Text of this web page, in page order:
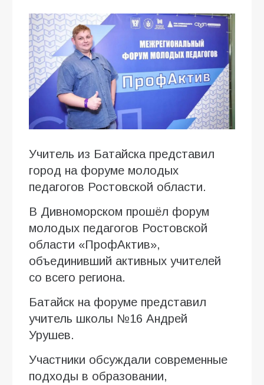
Учитель из Батайска представил
город на форуме молодых
педагогов Ростовской области.
В Дивноморском прошёл форум
молодых педагогов Ростовской
области «ПрофАктив»,
объединивший активных учителей
со всего региона.
Батайск на форуме представил
учитель школы №16 Андрей
Урушев.
Участники обсуждали современные
подходы в образовании,